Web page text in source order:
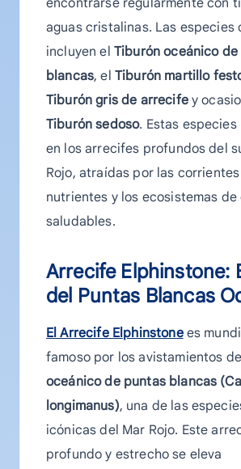
aguas cristalinas. Las especies
incluyen el Tiburón oceánico
blancas, el Tiburón martillo
Tiburón gris de arrecifey
Tiburón sedoso. Estas
en los arrecifes profundos del
Rojo, atraídas por las
nutrientes y los ecosistemas de
saludables.
Arrecife Elphinstone:
del Puntas Blancas
El Arrecife Elphinstonees
famoso por los avistamientos
oceánico de puntas blancas
longimanus), una de las
icónicas del Mar Rojo. Este
profundo y estrecho se eleva